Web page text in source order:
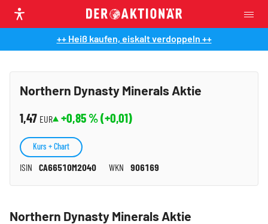
++ Heiß kaufen, eiskalt verdoppeln ++
Northern Dynasty Minerals Aktie
1,47 EUR +0,85 % (+0,01)
ISIN CA66510M2040 WKN 906169
Kurs + Chart
Northern Dynasty Minerals Aktie